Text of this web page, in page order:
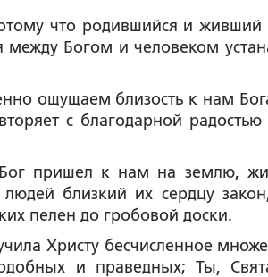
что родившийся и живший
между Богом и человеком
ощущаем близость к нам
с благодарной
Бог пришел к нам на землю,
близкий их сердцу
пелен до гробовой доски.
Христу бесчисленное
и праведных; Ты,